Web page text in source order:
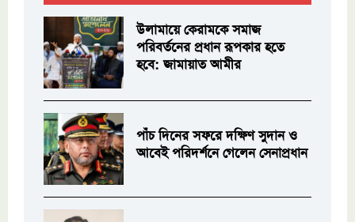
উলামায়ে কেরামকে সমাজ
পরিবর্তনের প্রধান রূপকার হতে
হবে: জামায়াত আমীর
পাঁচ দিনের সফরে দক্ষিণ সুদান ও
আবেই পরিদর্শনে গেলেন সেনাপ্রধান